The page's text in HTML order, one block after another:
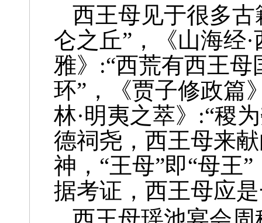
西王母见于很多古
仑之丘”，《山海经
雅》:“西荒有西王
环”，《贾子修政篇
林·明夷之萃》:“稷
德祠尧，西王母来
神，“王母”即“母王
据考证，西王母应